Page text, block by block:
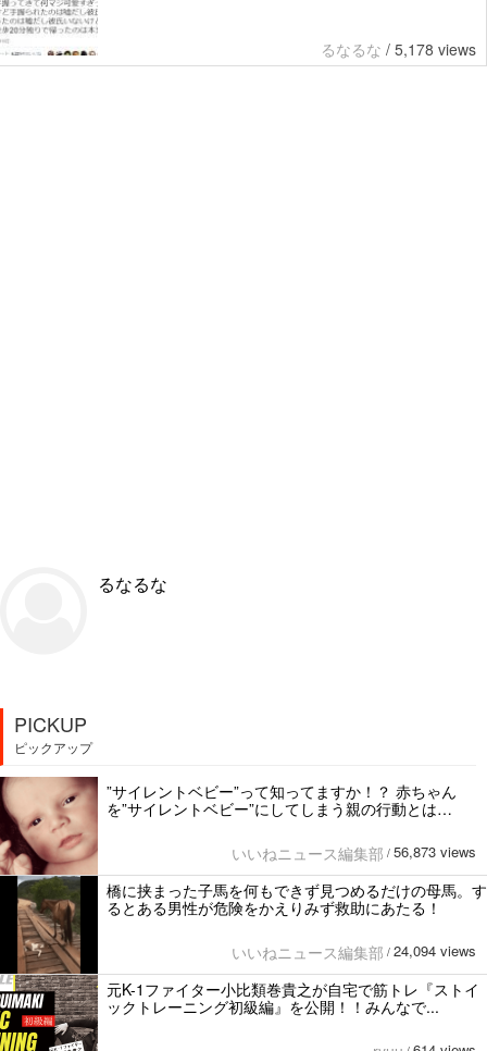
るなるな / 5,178 views
るなるな
PICKUP
ピックアップ
”サイレントベビー”って知ってますか！？ 赤ちゃん
を”サイレントベビー”にしてしまう親の行動とは…
いいねニュース編集部 / 56,873 views
橋に挟まった子馬を何もできず見つめるだけの母馬。す
るとある男性が危険をかえりみず救助にあたる！
いいねニュース編集部 / 24,094 views
元K-1ファイター小比類巻貴之が自宅で筋トレ『ストイ
ックトレーニング初級編』を公開！！みんなで...